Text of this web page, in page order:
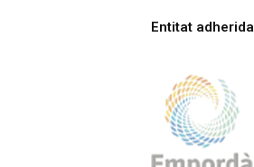
Entitat adherida